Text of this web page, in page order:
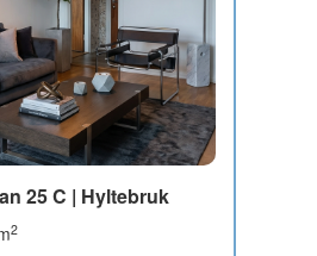
25 C | Hyltebruk
2